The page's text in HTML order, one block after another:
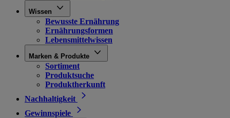
Wissen
Bewusste Ernährung
Ernährungsformen
Lebensmittelwissen
Marken & Produkte
Sortiment
Produktsuche
Produktherkunft
Nachhaltigkeit
Gewinnspiele